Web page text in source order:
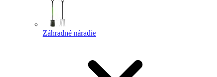
Záhradné náradie